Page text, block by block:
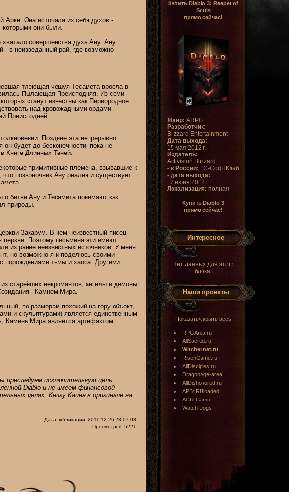
Арке. Она источала из себя духов -
которыми они были.
совершенства духа Ану. Ану
- в неизведанный рай, где возможно
тлеющая чешуя Тесамета вросла в
Пылающая Преисподняя. Из семи
станут известны как Первородное
над кровожадными ордами
Преисподней.
Позднее эта непрерывно
будет до бесконечности, пока не
Книге Длинных Теней.
примитивные племена, взывавшие к
позвоночник Ану реален и существует
о битве Ану и Тесамета понимают как
природы.
Закарум. В нем неизвестный писец
церкви. Поэтому письмена эти имеют
из ранее неизвестных источников. У меня
но возможно я и поделюсь своими
порождениями тьмы и хаоса. Другими
старейших некромантов, ангелы и демоны
- Камнем Мира.
по размерам похожий на гору объект,
и скульптурами) является единственным
Камень Мира является артефактом
исключительную цель
Diablo и не имеем финансовой
целях. Книгу Каина в оригинале на
Дата публикации: 2011-12-26 23:07:03
Просмотров: 5221
Купить Diablo 3: Reaper of
Souls
прямо сейчас!
Жанр: ARPG
Разработчик:
Blizzard Entertainment
Дата выхода:
15 мая 2012 г.
Издатель:
Activision Blizzard
- в России: 1С-СофтКлаб
- дата выхода:
7 июня 2012 г.
Локализация: полная
Купить Diablo 3
прямо сейчас!
Интересное
Нет данных для этого
блока.
Наши проекты
Показать\скрыть весь
RPGArea.ru
AllSacred.ru
Witcher.net.ru
RisenGame.ru
AllDisciples.ru
DragonAge-area
AllDishonored.ru
APB: RUloaded
ACR-Game
Watch Dogs